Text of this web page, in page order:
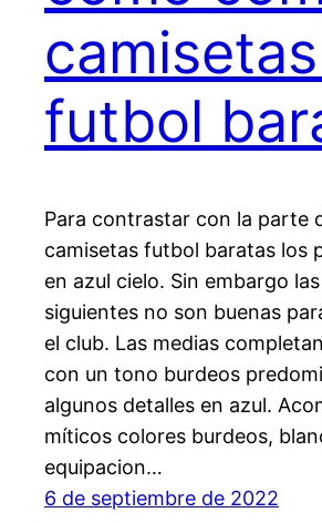
futbol
Para contrastar con la parte
camisetas futbol baratas los
en azul cielo. Sin embargo
siguientes no son buenas
el club. Las medias
con un tono burdeos
algunos detalles en azul.
míticos colores burdeos,
equipacion…
6 de septiembre de 2022